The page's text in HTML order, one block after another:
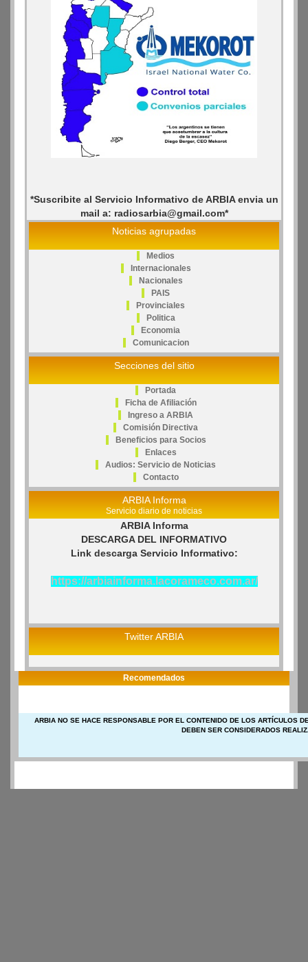
*Suscribite al Servicio Informativo de ARBIA envia un
mail a: radiosarbia@gmail.com*
Noticias agrupadas
Medios
Internacionales
Nacionales
PAIS
Provinciales
Politica
Economia
Comunicacion
Secciones del sitio
Portada
Ficha de Afiliación
Ingreso a ARBIA
Comisión Directiva
Beneficios para Socios
Enlaces
Audios: Servicio de Noticias
Contacto
ARBIA Informa
Servicio diario de noticias
ARBIA Informa
DESCARGA DEL INFORMATIVO
Link descarga Servicio Informativo:
https://arbiainforma.lacorameco.com.ar/
Twitter ARBIA
Recomendados
ARBIA NO SE HACE RESPONSABLE POR EL CONTENIDO DE LOS ARTÍCULOS
DEBEN SER CONSIDERADOS